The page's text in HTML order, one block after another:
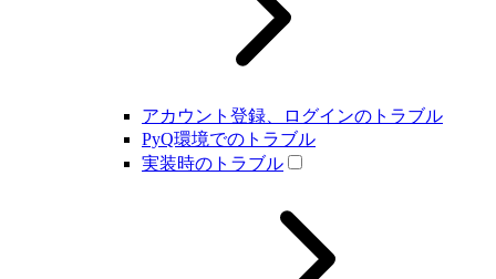
アカウント登録、ログインのトラブル
PyQ環境でのトラブル
実装時のトラブル